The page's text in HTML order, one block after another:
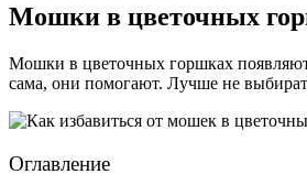
Мошки в цветочных
Мошки в цветочных горшках
сама, они помогают. Лучше не
Оглавление